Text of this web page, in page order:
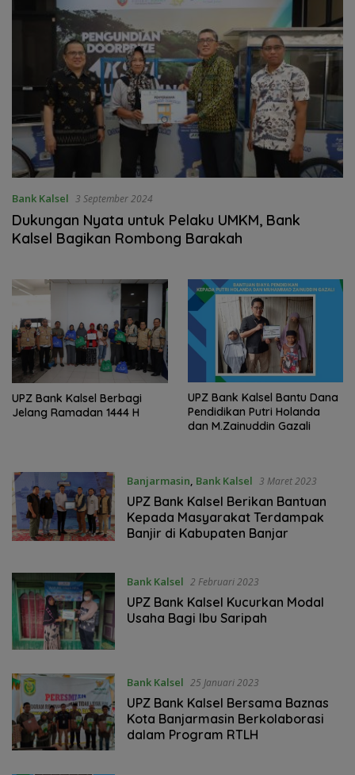
Bank Kalsel 3 September 2024
Dukungan Nyata untuk Pelaku UMKM, Bank
Kalsel Bagikan Rombong Barakah
UPZ Bank Kalsel Berbagi
Jelang Ramadan 1444 H
UPZ Bank Kalsel Bantu Dana
Pendidikan Putri Holanda
dan M.Zainuddin Gazali
Banjarmasin, Bank Kalsel 3 Maret 2023
UPZ Bank Kalsel Berikan Bantuan
Kepada Masyarakat Terdampak
Banjir di Kabupaten Banjar
Bank Kalsel 2 Februari 2023
UPZ Bank Kalsel Kucurkan Modal
Usaha Bagi Ibu Saripah
Bank Kalsel 25 Januari 2023
UPZ Bank Kalsel Bersama Baznas
Kota Banjarmasin Berkolaborasi
dalam Program RTLH